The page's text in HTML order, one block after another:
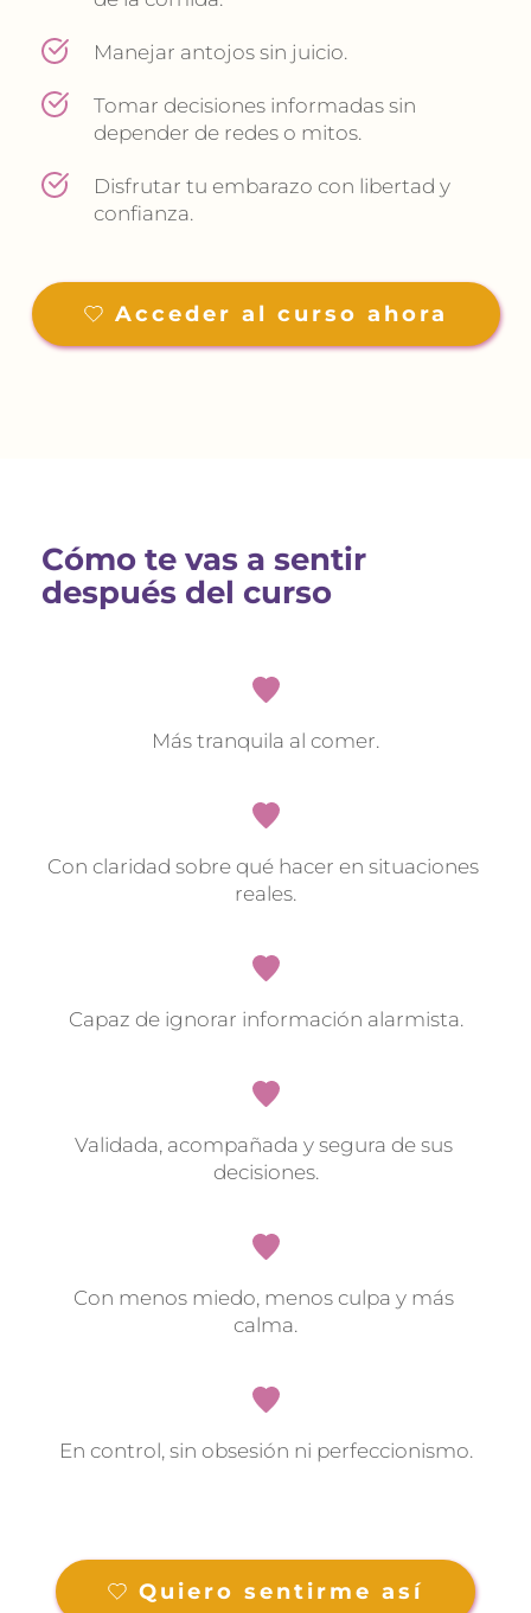
Manejar antojos sin juicio.
Tomar decisiones informadas sin
depender de redes o mitos.
Disfrutar tu embarazo con libertad y
confianza.
Acceder al curso ahora
Cómo te vas a sentir
después del curso
Más tranquila al comer.
Con claridad sobre qué hacer en situaciones
reales.
Capaz de ignorar información alarmista.
Validada, acompañada y segura de sus
decisiones.
Con menos miedo, menos culpa y más
calma.
En control, sin obsesión ni perfeccionismo.
Quiero sentirme así